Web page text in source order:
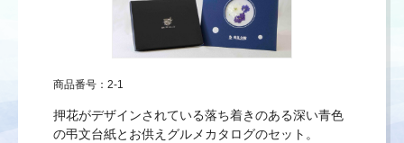
商品番号：2-1
押花がデザインされている落ち着きのある深い青色
の弔文台紙とお供えグルメカタログのセット。